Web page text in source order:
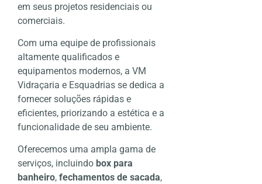
em seus projetos residenciais ou
comerciais.
Com uma equipe de profissionais
altamente qualificados e
equipamentos modernos, a VM
Vidraçaria e Esquadrias se dedica a
fornecer soluções rápidas e
eficientes, priorizando a estética e a
funcionalidade de seu ambiente.
Oferecemos uma ampla gama de
serviços, incluindo box para
banheiro, fechamentos de sacada,